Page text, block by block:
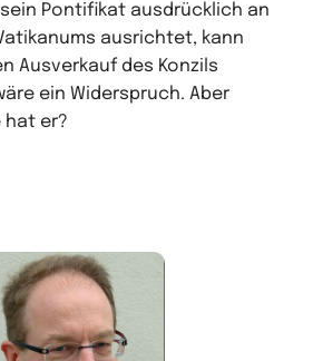
sein Pontifikat ausdrücklich an
ausrichtet, kann
Ausverkauf des Konzils
ein Widerspruch. Aber
hat er?